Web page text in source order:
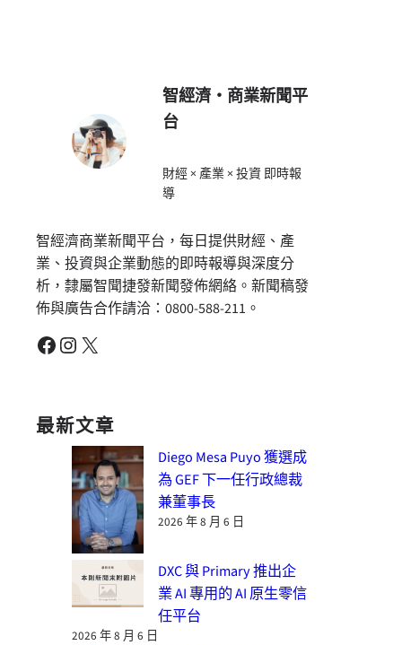
智經濟・商業新聞平
台
財經 × 產業 × 投資 即時報
導
智經濟商業新聞平台，每日提供財經、產
業、投資與企業動態的即時報導與深度分
析，隸屬智聞捷發新聞發佈網絡。新聞稿發
佈與廣告合作請洽：0800-588-211。
Facebook Instagram X
最新文章
Diego Mesa Puyo 獲選成
為 GEF 下一任行政總裁
兼董事長
2026 年 8 月 6 日
DXC 與 Primary 推出企
業 AI 專用的 AI 原生零信
任平台
2026 年 8 月 6 日